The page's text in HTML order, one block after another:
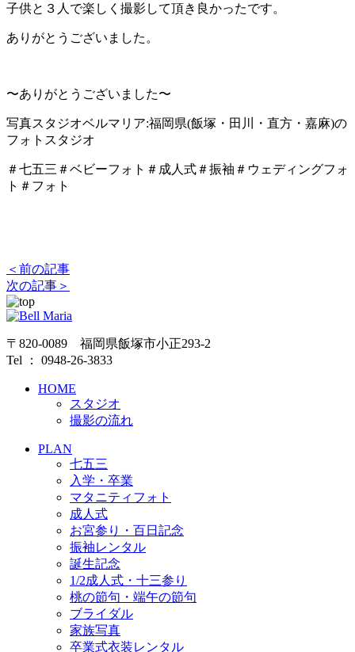
子供と３人で楽しく撮影して頂き良かったです。
ありがとうございました。
〜ありがとうございました〜
写真スタジオベルマリア:福岡県(飯塚・田川・直方・嘉麻)の
フォトスタジオ
＃七五三＃ベビーフォト＃成人式＃振袖＃ウェディングフォ
ト＃フォト
＜前の記事
次の記事＞
〒820-0089 福岡県飯塚市小正293-2
Tel ： 0948-26-3833
HOME
スタジオ
撮影の流れ
PLAN
七五三
入学・卒業
マタニティフォト
成人式
お宮参り・百日記念
振袖レンタル
誕生記念
1/2成人式・十三参り
桃の節句・端午の節句
ブライダル
家族写真
卒業式衣装レンタル